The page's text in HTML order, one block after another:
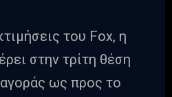
του Fox, η
στην τρίτη θέση
ως προς το